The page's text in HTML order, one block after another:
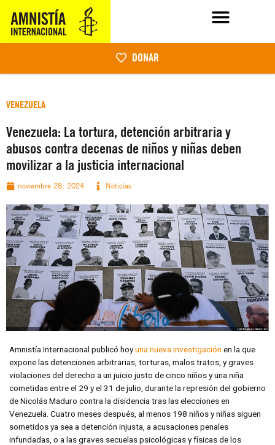
DONAR
VENEZUELA
Venezuela: La tortura, detención arbitraria y
abusos contra decenas de niños y niñas deben
movilizar a la justicia internacional
noviembre 28, 2024 Noticias
Amnistía Internacional publicó hoyuna nueva investigación en la que
expone las detenciones arbitrarias, torturas, malos tratos, y graves
violaciones del derecho a un juicio justo de cinco niños y una niña
cometidas entre el 29 y el 31 de julio, durante la represión del gobierno
de Nicolás Maduro contra la disidencia tras las elecciones en
Venezuela. Cuatro meses después, al menos 198 niños y niñas siguen
sometidos ya sea a detención injusta, a acusaciones penales
infundadas, o a las graves secuelas psicológicas y físicas de los